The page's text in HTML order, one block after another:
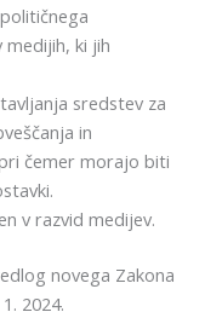
medijih, ki jih
sredstev za
in
čemer morajo biti
v razvid medijev.
novega Zakona
2024.